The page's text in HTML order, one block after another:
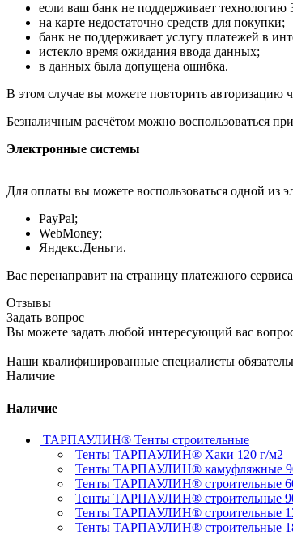
если ваш банк не поддерживает технологию
на карте недостаточно средств для покупки;
банк не поддерживает услугу платежей в
истекло время ожидания ввода данных;
в данных была допущена ошибка.
В этом случае вы можете повторить авторизацию
Безналичным расчётом можно воспользоваться
Электронные системы
Для оплаты вы можете воспользоваться одной из
PayPal;
WebMoney;
Яндекс.Деньги.
Вас перенаправит на страницу платежного
Отзывы
Задать вопрос
Вы можете задать любой интересующий вас
Наши квалифицированные специалисты
Наличие
Наличие
ТАРПАУЛИН® Тенты строительные
Тенты ТАРПАУЛИН® Хаки 120 г/м2
Тенты ТАРПАУЛИН® камуфляжные
Тенты ТАРПАУЛИН® строительные
Тенты ТАРПАУЛИН® строительные
Тенты ТАРПАУЛИН® строительные
Тенты ТАРПАУЛИН® строительные